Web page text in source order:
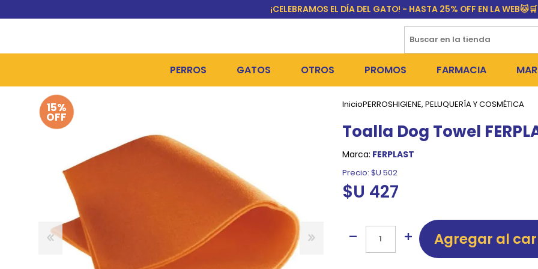
¡CELEBRAMOS EL DÍA DEL GATO! - HASTA 25% OFF EN LA WEB🐱🛒
PERROS
HIGIENE, PELUQUERÍA Y COSMÉTICA
CAMAS Y CASETAS
BOLSOS Y TRANSPORTADORAS
BOLSAS PARA MATERIA
COLLARES, ARNESES Y CORREAS
GATOS
ALIMENTOS HÚMEDOS Y SNACKS
HIGIENE Y BAÑOS
COMEDEROS Y BEBEDEROS
JUGUETES Y RASCADORES
COLLARES Y ACCESORIOS
OTROS PROMOS
DÍA DEL GATO
PERROS
OUTLET
FARMACIA
MEDICAMENTOS
PULGUICIDAS Y
15%
OFF
InicioPERROSHIGIENE, PELUQUERÍA Y COSMÉTICA
Toalla Dog Towel
Marca: FERPLAST
Precio: $U 502
$U 427
Agregar al